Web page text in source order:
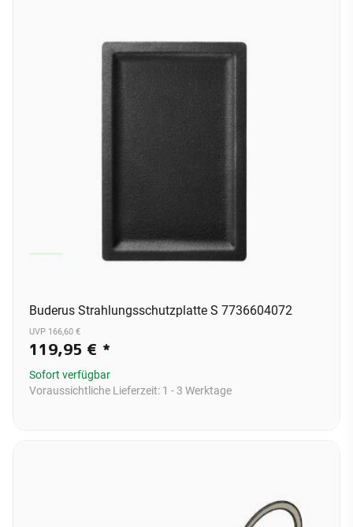
Buderus Strahlungsschutzplatte S 7736604072
UVP 166,60 €
119,95 € *
Sofort verfügbar
Voraussichtliche Lieferzeit: 1 - 3 Werktage